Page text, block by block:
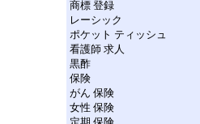
商標 登録
レーシック
ポケット ティッシュ
看護師 求人
黒酢
保険
がん 保険
女性 保険